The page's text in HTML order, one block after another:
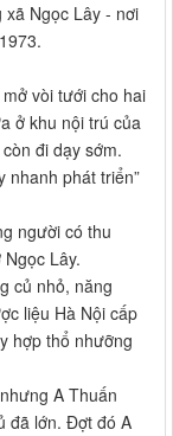
xã Ngọc Lây - nơi
vòi tưới cho hai
ở khu nội trú của
đi dạy sớm.
phát triển”
người có thu
Lây.
củ nhỏ, năng
liệu Hà Nội cấp
hợp thổ nhưỡng
A Thuấn
đã lớn. Đợt đó A